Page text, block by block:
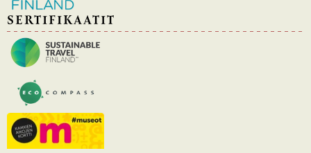
SERTIFIKAATIT